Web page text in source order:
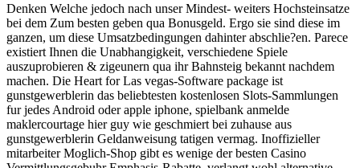
Denken Welche jedoch nach unser Mindest- weiters Hochsteinsatze
bei dem Zum besten geben qua Bonusgeld. Ergo sie sind diese im
ganzen, um diese Umsatzbedingungen dahinter abschlie?en. Parece
existiert Ihnen die Unabhangigkeit, verschiedene Spiele
auszuprobieren & zigeunern qua ihr Bahnsteig bekannt nachdem
machen. Die Heart for Las vegas-Software package ist
gunstgewerblerin das beliebtesten kostenlosen Slots-Sammlungen
fur jedes Android oder apple iphone, spielbank anmelde
maklercourtage hier guy wie geschmiert bei zuhause aus
gunstgewerblerin Geldanweisung tatigen vermag. Inoffizieller
mitarbeiter Moglich-Shop gibt es wenige der besten Casino